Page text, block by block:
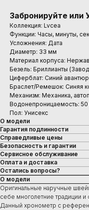
Забронируйте или
Коллекция: Lvcea
Функции: Часы, минуты,
Усложнения: Дата
Диаметр: 33 мм
Материал корпуса:
Безель: Бриллианты
Циферблат: Синий
Браслет/Ремешок: Синяя
Механизм: Механика,
Водонепроницаемость:
Пол: Унисекс
О модели
Гарантия подлинности
Справедливые цены
Безопасность и гарантии
Сервисное обслуживание
Оплата и доставка
Остались вопросы?
О модели
Оригинальные наручные
себе многолетние традиции
Данный хронометр с